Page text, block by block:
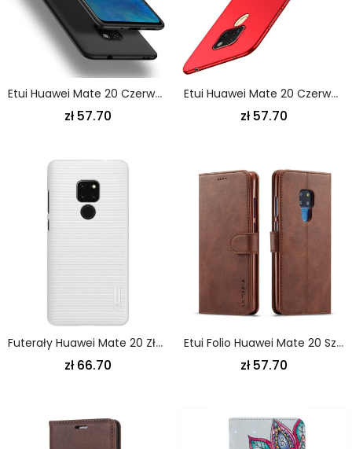
Etui Huawei Mate 20 Czerwony Czarny Bardzo Dokładny Poziom X
zł 57.70
Etui Huawei Mate 20 Czerwony Czarny Mofi Etui Ochronne
zł 57.70
Futerały Huawei Mate 20 Złoty Etui Na Telefon Sztywny Matowy Nillkin
zł 66.70
Etui Folio Huawei Mate 20 Szary Czarny Lc.Imeeke Efekt Skóry Etui Ochronne
zł 57.70